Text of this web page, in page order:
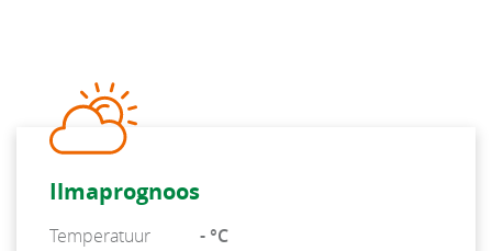
Ilmaprognoos
Temperatuur
- °C